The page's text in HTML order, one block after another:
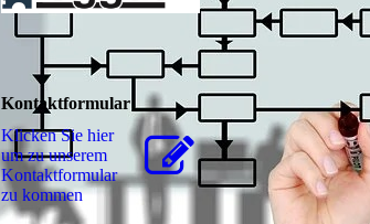
Kontaktformular
Klicken Sie hier
um zu unserem
Kon­takt­for­mu­lar
zu kommen